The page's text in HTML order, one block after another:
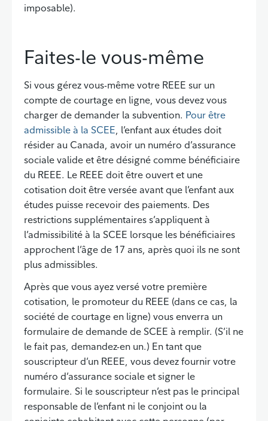
imposable).
Faites-le vous-même
Si vous gérez vous-même votre REEE sur un
compte de courtage en ligne, vous devez vous
charger de demander la subvention. Pour être
admissible à la SCEE, l’enfant aux études doit
résider au Canada, avoir un numéro d’assurance
sociale valide et être désigné comme bénéficiaire
du REEE. Le REEE doit être ouvert et une
cotisation doit être versée avant que l’enfant aux
études puisse recevoir des paiements. Des
restrictions supplémentaires s’appliquent à
l’admissibilité à la SCEE lorsque les bénéficiaires
approchent l’âge de 17 ans, après quoi ils ne sont
plus admissibles.
Après que vous ayez versé votre première
cotisation, le promoteur du REEE (dans ce cas, la
société de courtage en ligne) vous enverra un
formulaire de demande de SCEE à remplir. (S’il ne
le fait pas, demandez-en un.) En tant que
souscripteur d’un REEE, vous devez fournir votre
numéro d’assurance sociale et signer le
formulaire. Si le souscripteur n’est pas le principal
responsable de l’enfant ni le conjoint ou la